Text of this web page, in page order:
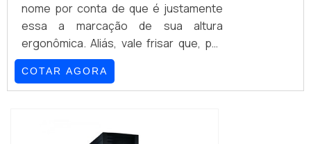
nome por conta de que é justamente
essa a marcação de sua altura
ergonômica. Aliás, vale frisar que, por
padrão, esta altura de 12U representa
o ponto alto deste tipo de
equipamento, que, em contrapartida,
alturas de tão e somente 4U.Sem sair
COTAR AGORA